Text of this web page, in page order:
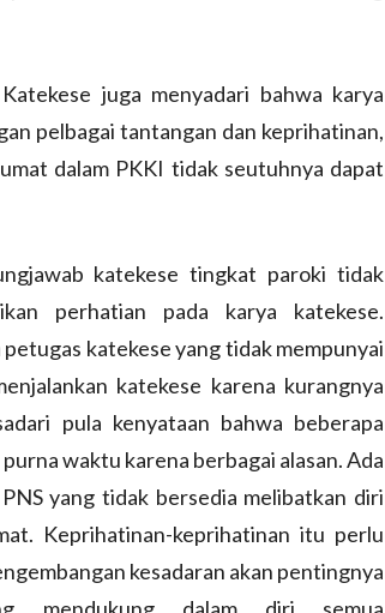
juga menyadari bahwa karya
pelbagai tantangan dan keprihatinan,
dalam PKKI tidak seutuhnya dapat
katekese tingkat paroki tidak
perhatian pada karya katekese.
katekese yang tidak mempunyai
katekese karena kurangnya
pula kenyataan bahwa beberapa
waktu karena berbagai alasan. Ada
yang tidak bersedia melibatkan diri
Keprihatinan-keprihatinan itu perlu
kesadaran akan pentingnya